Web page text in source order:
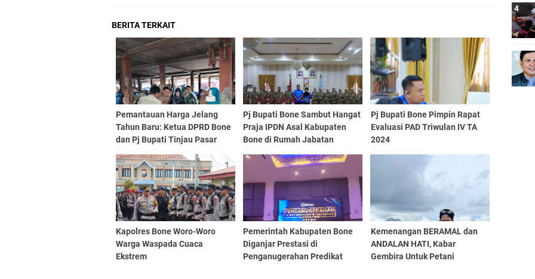
BERITA TERKAIT
Pemantauan Harga Jelang
Tahun Baru: Ketua DPRD Bone
dan Pj Bupati Tinjau Pasar
Pj Bupati Bone Sambut Hangat
Praja IPDN Asal Kabupaten
Bone di Rumah Jabatan
Pj Bupati Bone Pimpin Rapat
Evaluasi PAD Triwulan IV TA
2024
Kapolres Bone Woro-Woro
Warga Waspada Cuaca
Ekstrem
Pemerintah Kabupaten Bone
Diganjar Prestasi di
Penganugerahan Predikat
Kemenangan BERAMAL dan
ANDALAN HATI, Kabar
Gembira Untuk Petani